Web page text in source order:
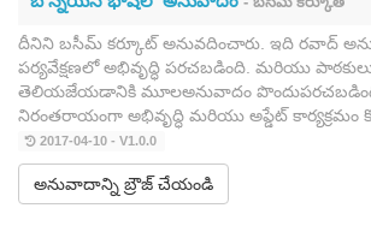
దీనిని బసీమ్ కర్కూట్ అనువదించారు. ఇది రవాద్
పర్యవేక్షణలో అభివృద్ధి పరచబడింది. మరియు
తెలియజేయడానికి మూలఅనువాదం
నిరంతరాయంగా అభివృద్ధి మరియు అప్డేట్ కార్యక్రమం
2017-04-10 - V1.0.0
అనువాదాన్ని బ్రౌజ్ చేయండి